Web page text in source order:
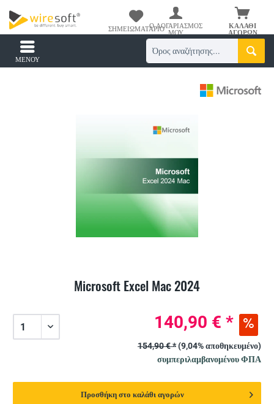
ΚΑΛΆΘΙ
ΑΓΟΡΏΝ
ΣΗΜΕΙΩΜΑΤΆΡΙΟΟ ΛΟΓΑΡΙΑΣΜΌΣ
ΜΟΥ
ΜΕΝΟΎ
Microsoft Excel Mac 2024
140,90 € *
154,90 € *(9,04% αποθηκευμένο)
συμπεριλαμβανομένου ΦΠΑ
Προσθήκη στο καλάθι αγορών